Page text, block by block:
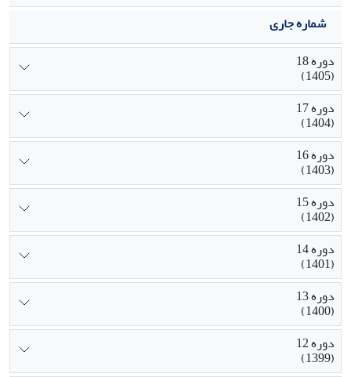
شماره جاری
دوره 18
(1405)
دوره 17
(1404)
دوره 16
(1403)
دوره 15
(1402)
دوره 14
(1401)
دوره 13
(1400)
دوره 12
(1399)